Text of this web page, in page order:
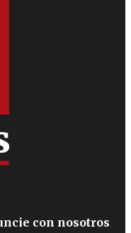
con nosotros